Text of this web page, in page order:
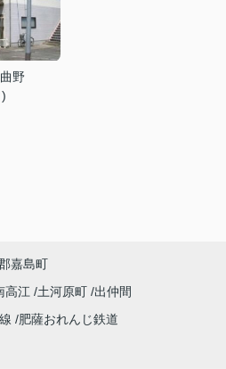
野
嘉島町
高江 土河原町 出仲間
肥薩おれんじ鉄道